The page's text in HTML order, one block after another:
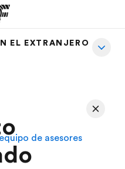
EL EXTRANJERO
de asesores